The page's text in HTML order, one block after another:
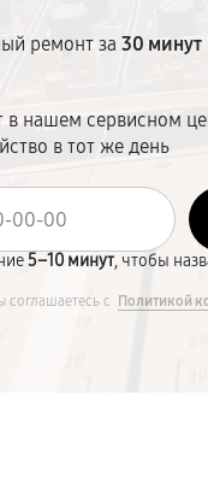
ремонт за30 минут
в нашем сервисном
в тот же день
5–10 минут, чтобы
соглашаетесь с Политикой